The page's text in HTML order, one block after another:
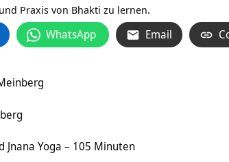
Praxis von Bhakti zu lernen.
WhatsApp Email
Yoga – 105 Minuten